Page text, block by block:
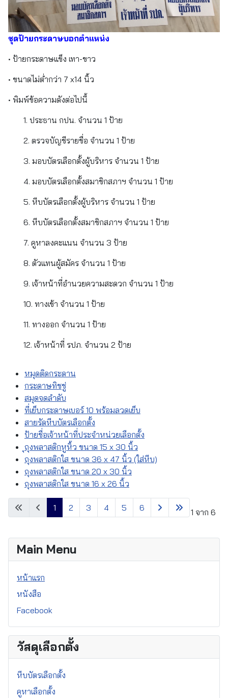
ชุดป้ายกระดาษบอกตำแหน่ง
• ป้ายกระดาษแข็ง เทา-ขาว
• ขนาดไม่ต่ำกว่า 7 x14 นิ้ว
• พิมพ์ข้อความดังต่อไปนี้
1. ประธาน กปน. จำนวน 1 ป้าย
2. ตรวจบัญชีรายชื่อ จำนวน 1 ป้าย
3. มอบบัตรเลือกตั้งผู้บริหาร จำนวน 1 ป้าย
4. มอบบัตรเลือกตั้งสมาชิกสภาฯ จำนวน 1 ป้าย
5. หีบบัตรเลือกตั้งผู้บริหาร จำนวน 1 ป้าย
6. หีบบัตรเลือกตั้งสมาชิกสภาฯ จำนวน 1 ป้าย
7. คูหาลงคะแนน จำนวน 3 ป้าย
8. ตัวแทนผู้สมัคร จำนวน 1 ป้าย
9. เจ้าหน้าที่อำนวยความสะดวก จำนวน 1 ป้าย
10. ทางเข้า จำนวน 1 ป้าย
11. ทางออก จำนวน 1 ป้าย
12. เจ้าหน้าที่ รปภ. จำนวน 2 ป้าย
หมุดติดกระดาน
กระดาษทิชชู่
สมุดจดลำดับ
ที่เย็บกระดาษเบอร์ 10 พร้อมลวดเย็บ
สายรัดหีบบัตรเลือกตั้ง
ป้ายชื่อเจ้าหน้าที่ประจำหน่วยเลือกตั้ง
ุถุงพลาสติกหูหิ้ว ขนาด 15 x 30 นิ้ว
ถุงพลาสติกใส ขนาด 36 x 47 นิ้ว (ใส่หีบ)
ถุงพลาสติกใส ขนาด 20 x 30 นิ้ว
ถุงพลาสติกใส ขนาด 16 x 26 นิ้ว
หน้า 1 จาก 6
1 2 3 4 5 6
Main Menu
หน้าแรก
หนังสือ
Facebook
วัสดุเลือกตั้ง
หีบบัตรเลือกตั้ง
คูหาเลือกตั้ง